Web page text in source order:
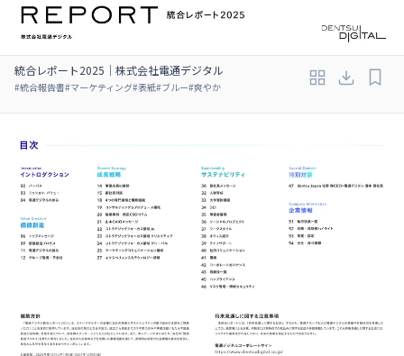
統合レポート2025｜株式会社電通デジタル
#統合報告書#マーケティング#表紙#ブルー#爽やか